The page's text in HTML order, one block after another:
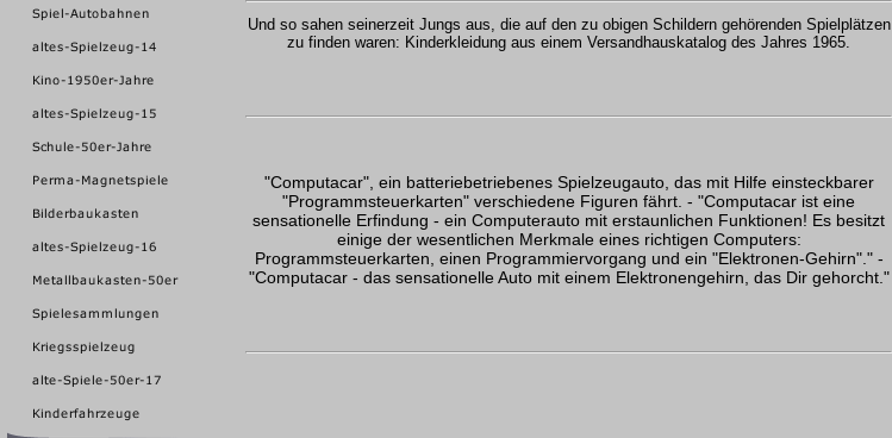
Und so sahen seinerzeit Jungs aus, die auf den zu obigen Schildern gehörenden Spielplätzen
zu finden waren: Kinderkleidung aus einem Versandhauskatalog des Jahres 1965.
"Computacar", ein batteriebetriebenes Spielzeugauto, das mit Hilfe einsteckbarer
"Programmsteuerkarten" verschiedene Figuren fährt. - "Computacar ist eine
sensationelle Erfindung - ein Computerauto mit erstaunlichen Funktionen! Es besitzt
einige der wesentlichen Merkmale eines richtigen Computers:
Programmsteuerkarten, einen Programmiervorgang und ein "Elektronen-Gehirn"." -
"Computacar - das sensationelle Auto mit einem Elektronengehirn, das Dir gehorcht."